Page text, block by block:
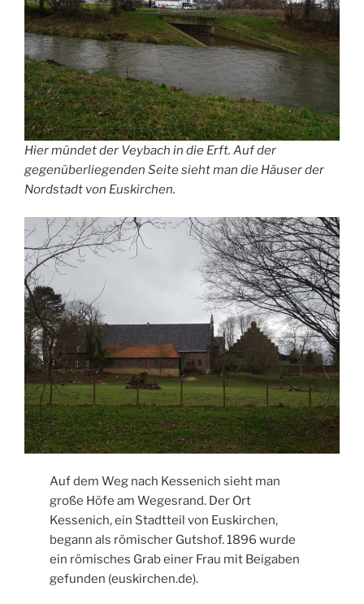
Hier mündet der Veybach in die Erft. Auf der
gegenüberliegenden Seite sieht man die Häuser der
Nordstadt von Euskirchen.
Auf dem Weg nach Kessenich sieht man
große Höfe am Wegesrand. Der Ort
Kessenich, ein Stadtteil von Euskirchen,
begann als römischer Gutshof. 1896 wurde
ein römisches Grab einer Frau mit Beigaben
gefunden (euskirchen.de).